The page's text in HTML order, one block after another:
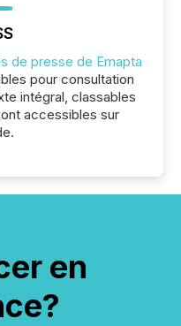
de presse de Emapta
pour consultation
intégral, classables
accessibles sur
en